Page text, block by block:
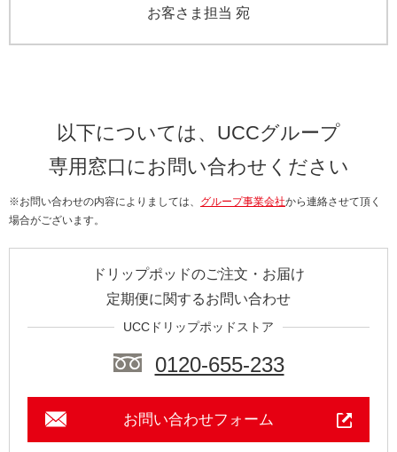
お客さま担当 宛
以下については、UCCグループ
専用窓口にお問い合わせください
※お問い合わせの内容によりましては、 グループ事業会社から連絡させて頂く
場合がございます。
ドリップポッドのご注文・お届け
定期便に関するお問い合わせ
UCCドリップポッドストア
0120-655-233
お問い合わせフォーム